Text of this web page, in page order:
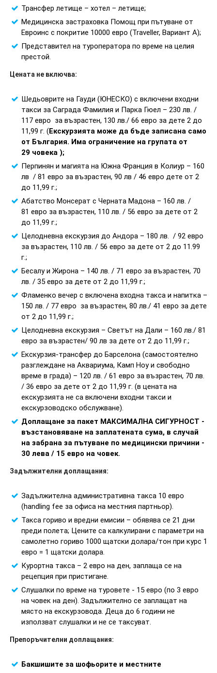
Трансфер летище – хотел – летище;
Медицинска застраховка Помощ при пътуване от
Евроинс с покритие 10000 евро (Traveller, Вариант А);
Представител на туроператора по време на целия
престой.
Цената не включва:
Шедьоврите на Гауди (ЮНЕСКО) с включени входни
такси за Саграда Фамилия и Парка Гюел – 230 лв. /
117 евро за възрастен, 130 лв./ 66 евро за дете 2 до
11,99 г. (Екскурзията може да бъде записана само
от България. Има ограничение на групата от
29 човека );
Перпинян и магията на Южна Франция в Колиур – 160
лв / 81 евро за възрастен, 90 лв / 46 евро дете от 2
до 11,99 г.;
Абатство Монсерат с Черната Мадона – 160 лв. /
81 евро за възрастен, 110 лв. / 56 евро за дете от 2
до 11,99 г.;
Целодневна екскурзия до Андора – 180 лв. / 92 евро
за възрастен, 110 лв. / 56 евро за дете от 2 до 11.99
г.;
Бесалу и Жирона – 140 лв. / 71 евро за възрастен, 70
лв. / 35 евро за дете от 2 до 11,99 г.;
Фламенко вечер с включена входна такса и напитка –
150 лв. / 77 евро за възрастен, 80 лв./ 41 евро за дете
от 2 до 11,99 г.;
Целодневна екскурзия – Светът на Дали – 160 лв./ 81
евро за възрастен/ 90 лв за дете от 2 до 11,99 г.;
Екскурзия-трансфер до Барселона (самостоятелно
разглеждане на Аквариума, Камп Ноу и свободно
време в града) – 120 лв. / 61 евро за възрастен, 70 лв.
/ 36 евро за дете от 2 до 11,99 г. (в цената на
екскурзията не са включени входни такси и
екскурзоводско обслужване).
Доплащане за пакет МАКСИМАЛНА СИГУРНОСТ -
възстановяване на заплатената сума, в случай
на забрана за пътуване по медицински причини -
30 лева / 15 евро на човек.
Задължителни доплащания:
Задължителна административна такса 10 евро
(handling fee за офиса на местния партньор).
Такса гориво и вредни емисии – обявява се 21 дни
преди полета; Цените са калкулирани с параметри на
самолетно гориво 1000 щатски долара/тон при курс 1
евро = 1 щатски долара.
Курортна такса – 2 евро на ден, заплаща се на
рецепция при пристигане.
Слушалки по време на туровете - 15 евро (по 3 евро
на човек на ден). Задължително се заплащат на
място на екскурзовода. Деца до 6 години не
използват слушалки и не се таксуват.
Препоръчителни доплащания:
Бакшишите за шофьорите и местните